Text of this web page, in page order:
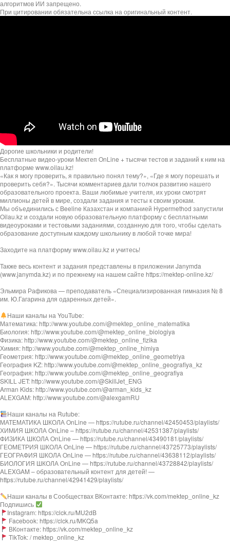
алгоритмов ИИ запрещено.
При цитировании обязательна ссылка на оригинальный контент.
Дорогие школьники и родители!
Бесплатные видео-уроки Мектеп OnLine + тысячи тестов и заданий к ним на
платформе www.oilau.kz!
«Как я могу проверить, я правильно понял тему?», «Где я могу порешать и
проверить себя?». Тысячи комментариев дали толчок развитию нашего
образовательного проекта. Ваши любимые учителя, их уроки смотрят
миллионы детей в мире, создали задания и тесты к своим урокам.
Мы объединились с Beeline Казахстан и компанией Hypermethod запустили
Oilau.kz и создали новую образовательную платформу с бесплатными
видеоуроками и тестовыми заданиями, созданную для того, чтобы сделать
образование доступным каждому школьнику в любой точке мира!
Заходите на платформу www.oilau.kz и учитесь!
Также весь контент и задания представлены в приложении Janymda
(www.janymda.kz) и по прежнему на нашем сайте https://mektep-online.kz/
Эльмира Рафикова — преподаватель «Специализированная гимназия № 8
им. Ю.Гагарина для одаренных детей».
Наши каналы на YouTube:
Математика: http://www.youtube.com/@mektep_online_matematika
Биология: http://www.youtube.com/@mektep_online_biologiya
Физика: http://www.youtube.com/@mektep_online_fizika
Химия: http://www.youtube.com/@mektep_online_himiya
Геометрия: http://www.youtube.com/@mektep_online_geometriya
География KZ: http://www.youtube.com/@mektep_online_geografiya_kz
География: http://www.youtube.com/@mektep_online_geografiya
SKILL JET: http://www.youtube.com/@SkillJet_ENG
Arman Kids: http://www.youtube.com/@arman_kids_kz
ALEXGAM: http://www.youtube.com/@alexgamRU
Наши каналы на Rutube:
МАТЕМАТИКА ШКОЛА OnLine — https://rutube.ru/channel/42450453/playlists/
ХИМИЯ ШКОЛА OnLine – https://rutube.ru/channel/42531387/playlists/
ФИЗИКА ШКОЛА OnLine — https://rutube.ru/channel/43490181/playlists/
ГЕОМЕТРИЯ ШКОЛА OnLine — https://rutube.ru/channel/43725773/playlists/
ГЕОГРАФИЯ ШКОЛА OnLine — https://rutube.ru/channel/43638112/playlists/
БИОЛОГИЯ ШКОЛА OnLine — https://rutube.ru/channel/43728842/playlists/
ALEXGAM – образовательный контент для детей! —
https://rutube.ru/channel/42941429/playlists/
Наши каналы в Сообществах ВКонтакте: https://vk.com/mektep_online_kz
Подпишись
Instagram: https://clck.ru/MU2dB
Facebook: https://clck.ru/MKQ5a
ВКонтакте: https://vk.com/mektep_online_kz
TikTok: / mektep_online_kz